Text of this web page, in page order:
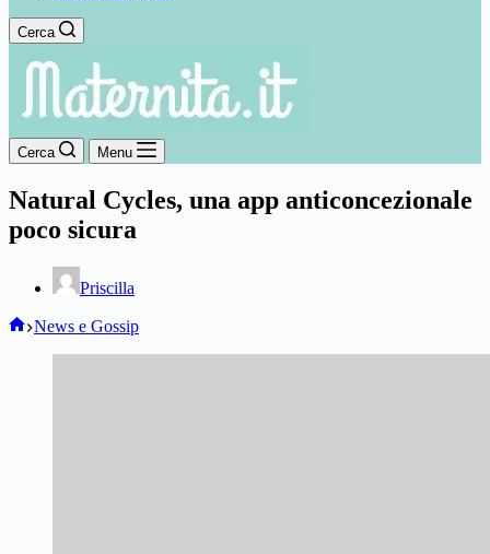
Cerca
Cerca Menu
Natural Cycles, una app anticoncezionale
poco sicura
Priscilla
Home
News e Gossip